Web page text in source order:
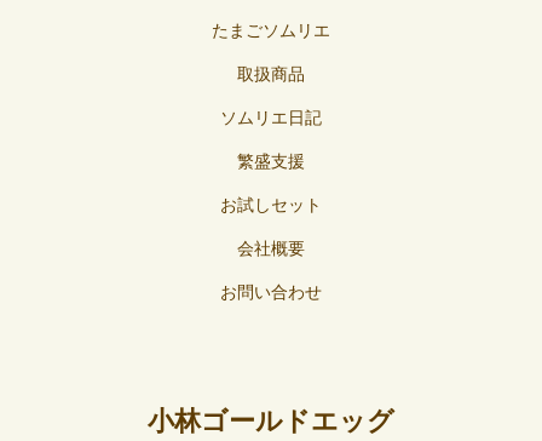
たまごソムリエ
取扱商品
ソムリエ日記
繁盛支援
お試しセット
会社概要
お問い合わせ
小林ゴールドエッグ